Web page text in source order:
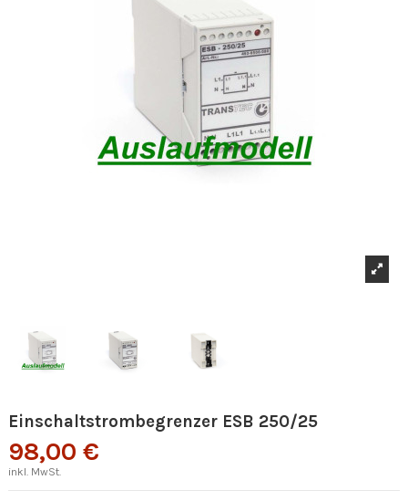
Einschaltstrombegrenzer ESB 250/25
98,00 €
inkl. MwSt.